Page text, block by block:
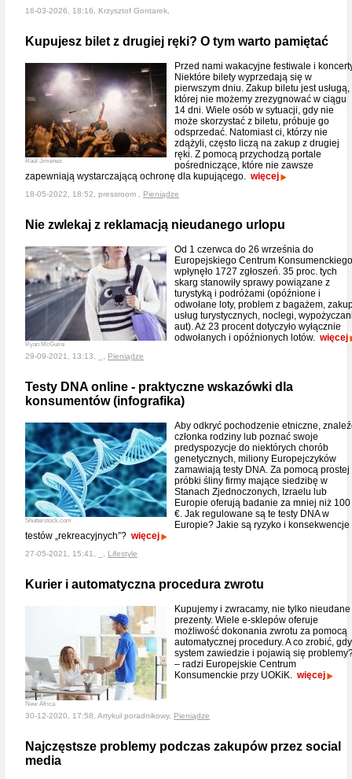
16-03-2026, 18:16, Krzysztof Gontarek,
Kupujesz bilet z drugiej ręki? O tym warto pamiętać
Raúl Jiménez
Przed nami wakacyjne festiwale i
Niektóre bilety wyprzedają się w
pierwszym dniu. Zakup biletu jest usługą,
której nie możemy zrezygnować w ciągu
14 dni. Wiele osób w sytuacji, gdy nie
może skorzystać z biletu, próbuje go
odsprzedać. Natomiast ci, którzy nie
zdążyli, często liczą na zakup z drugiej
ręki. Z pomocą przychodzą portale
pośredniczące, które nie zawsze
zapewniają wystarczającą ochronę dla kupującego. więcej
18-05-2022, 18:52, pressroom , Pieniądze
Nie zwlekaj z reklamacją nieudanego urlopu
Ryan McGuire
Od 1 czerwca do 26 września do
Europejskiego Centrum Konsumenckiego
wpłynęło 1727 zgłoszeń. 35 proc. tych
skarg stanowiły sprawy powiązane z
turystyką i podróżami (opóźnione i
odwołane loty, problem z bagażem,
usług turystycznych, noclegi,
aut). Aż 23 procent dotyczyło wyłącznie
odwołanych i opóźnionych lotów. więcej
29-09-2021, 13:13, _, Pieniądze
Testy DNA online - praktyczne wskazówki dla
konsumentów (infografika)
Shutterstock.com
Aby odkryć pochodzenie etniczne,
członka rodziny lub poznać swoje
predyspozycje do niektórych chorób
genetycznych, miliony Europejczyków
zamawiają testy DNA. Za pomocą prostej
próbki śliny firmy mające siedzibę w
Stanach Zjednoczonych, Izraelu lub
Europie oferują badanie za mniej niż 100
€. Jak regulowane są te testy DNA w
Europie? Jakie są ryzyko i konsekwencje
testów „rekreacyjnych”? więcej
27-05-2021, 15:41, _, Lifestyle
Kurier i automatyczna procedura zwrotu
New Africa
Kupujemy i zwracamy, nie tylko nieudane
prezenty. Wiele e-sklepów oferuje
możliwość dokonania zwrotu za pomocą
automatycznej procedury. A co zrobić, gdy
system zawiedzie i pojawią się
– radzi Europejskie Centrum
Konsumenckie przy UOKiK. więcej
30-12-2020, 17:58, Artykuł poradnikowy, Pieniądze
Najczęstsze problemy podczas zakupów przez social
media